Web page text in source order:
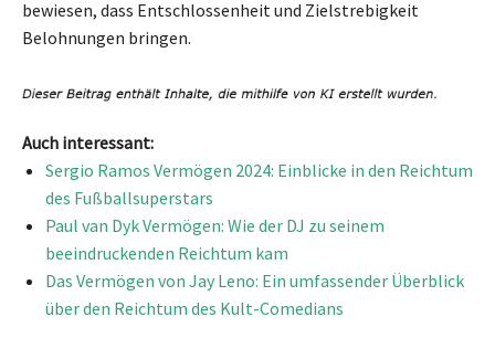
bewiesen, dass Entschlossenheit und Zielstrebigkeit
Belohnungen bringen.
Auch interessant:
Sergio Ramos Vermögen 2024: Einblicke in den Reichtum
des Fußballsuperstars
Paul van Dyk Vermögen: Wie der DJ zu seinem
beeindruckenden Reichtum kam
Das Vermögen von Jay Leno: Ein umfassender Überblick
über den Reichtum des Kult-Comedians